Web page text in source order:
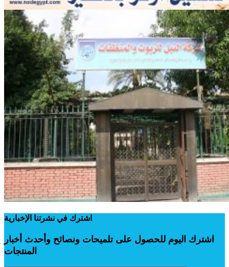
اشترك في نشرتنا الإخبارية
اشترك اليوم للحصول على تلميحات ونصائح وأحدث أخبار
المنتجات